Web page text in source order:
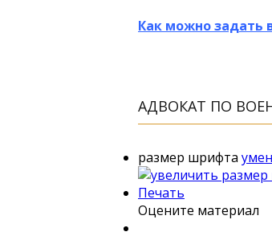
Как можно задать
АДВОКАТ ПО
размер шрифта
Печать
Оцените материал